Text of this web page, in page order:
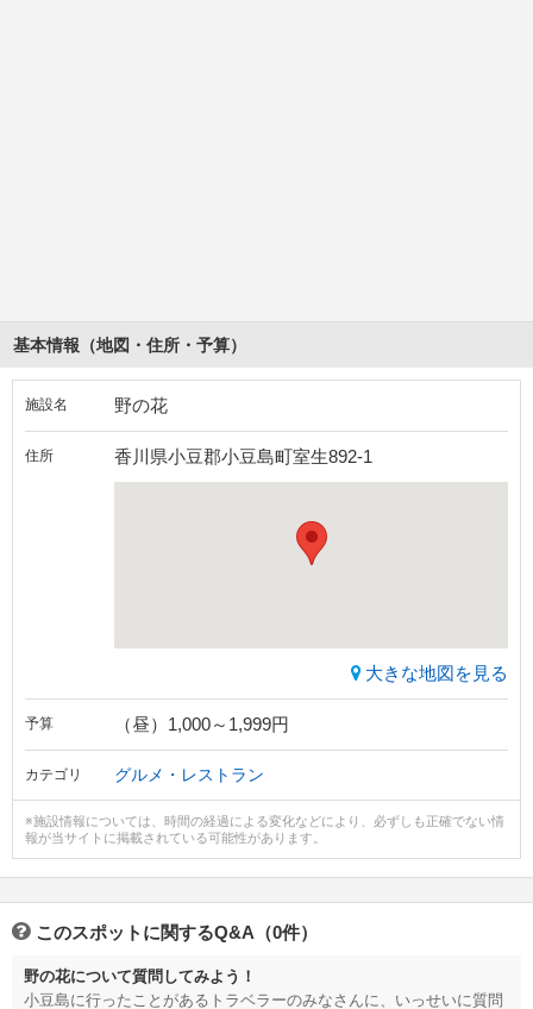
基本情報（地図・住所・予算）
施設名 野の花
住所 香川県小豆郡小豆島町室生892-1
大きな地図を見る
予算 （昼）1,000～1,999円
カテゴリ グルメ・レストラン
※施設情報については、時間の経過による変化などにより、必ずしも正確でない情
報が当サイトに掲載されている可能性があります。
このスポットに関するQ&A（0件）
野の花について質問してみよう！
小豆島に行ったことがあるトラベラーのみなさんに、いっせいに質問